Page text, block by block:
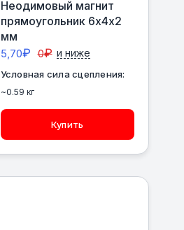
Неодимовый магнит
прямоугольник 6х4х2
мм
5,70₽ 0₽ и ниже
Условная сила сцепления:
~0.59 кг
Купить